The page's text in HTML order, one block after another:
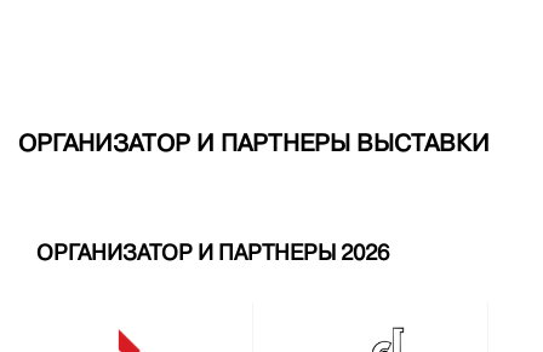
ОРГАНИЗАТОР И ПАРТНЕРЫ ВЫСТАВКИ
ОРГАНИЗАТОР И ПАРТНЕРЫ 2026